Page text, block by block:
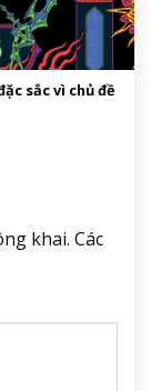
sắc vì chủ đề
khai. Các